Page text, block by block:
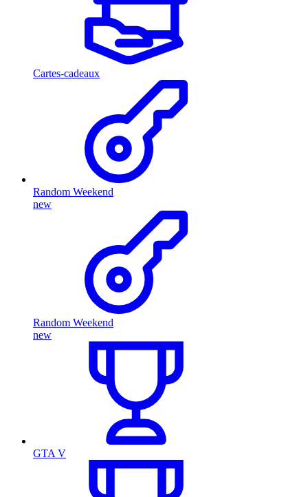
Cartes-cadeaux
Random Weekend
new
Random Weekend
new
GTA V